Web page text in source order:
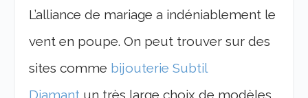
L’alliance de mariage a indéniablement le
vent en poupe. On peut trouver sur des
sites comme bijouterie Subtil
Diamant un très large choix de modèles.